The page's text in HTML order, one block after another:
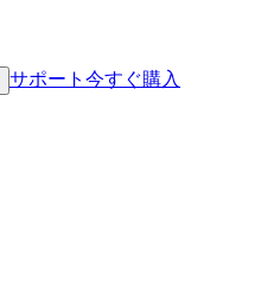
サポート 今すぐ購入